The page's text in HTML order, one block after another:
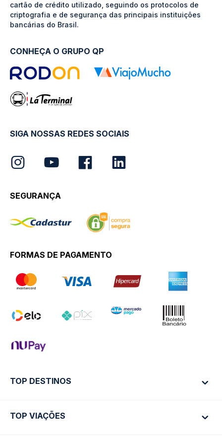
cartão de crédito utilizado, seguindo os protocolos de
criptografia e de segurança das principais instituições
bancárias do Brasil.
CONHEÇA O GRUPO QP
SIGA NOSSAS REDES SOCIAIS
SEGURANÇA
FORMAS DE PAGAMENTO
TOP DESTINOS
Ônibus Rio de Janeiro
TOP VIAÇÕES